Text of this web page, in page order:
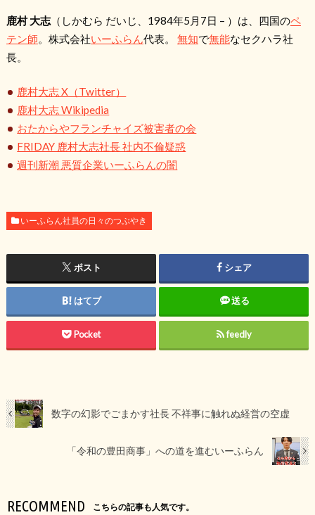
鹿村 大志（しかむら だいじ、1984年5月7日 – ）は、四国のペ
テン師。株式会社いーふらん代表。 無知で無能なセクハラ社
長。
鹿村大志 X（Twitter）
鹿村大志 Wikipedia
おたからやフランチャイズ被害者の会
FRIDAY 鹿村大志社長 社内不倫疑惑
週刊新潮 悪質企業いーふらんの闇
いーふらん社員の日々のつぶやき
ポスト シェア
はてブ 送る
Pocket feedly
数字の幻影でごまかす社長 不祥事に触れぬ経営の空虚
「令和の豊田商事」への道を進むいーふらん
RECOMMEND こちらの記事も人気です。